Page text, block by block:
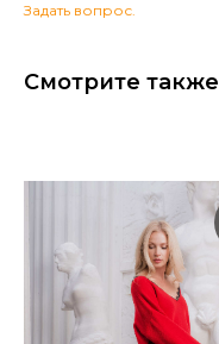
Задать вопрос.
Смотрите также